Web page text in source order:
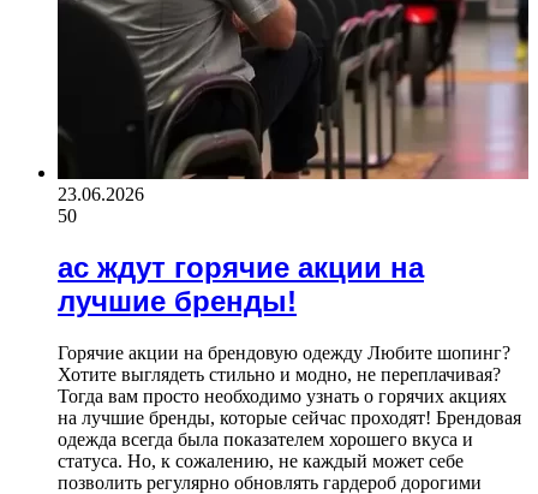
23.06.2026
50
ас ждут горячие акции на
лучшие бренды!
Горячие акции на брендовую одежду Любите шопинг?
Хотите выглядеть стильно и модно, не переплачивая?
Тогда вам просто необходимо узнать о горячих акциях
на лучшие бренды, которые сейчас проходят! Брендовая
одежда всегда была показателем хорошего вкуса и
статуса. Но, к сожалению, не каждый может себе
позволить регулярно обновлять гардероб дорогими